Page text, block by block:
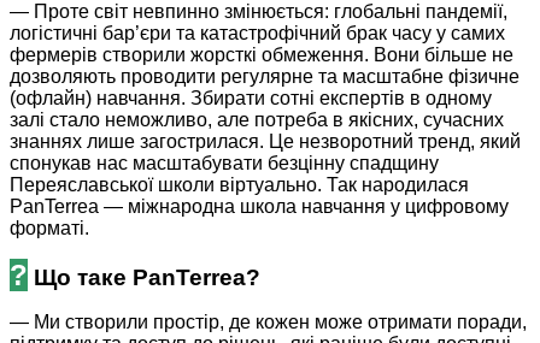
— Проте світ невпинно змінюється: глобальні пандемії,
логістичні бар’єри та катастрофічний брак часу у самих
фермерів створили жорсткі обмеження. Вони більше не
дозволяють проводити регулярне та масштабне фізичне
(офлайн) навчання. Збирати сотні експертів в одному
залі стало неможливо, але потреба в якісних, сучасних
знаннях лише загострилася. Це незворотний тренд, який
спонукав нас масштабувати безцінну спадщину
Переяславської школи віртуально. Так народилася
PanTerrea — міжнародна школа навчання у цифровому
форматі.
? Що таке PanTerrea?
— Ми створили простір, де кожен може отримати поради,